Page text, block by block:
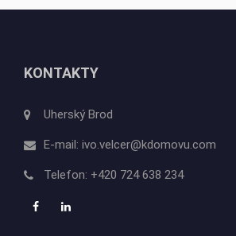
KONTAKTY
Uherský Brod
E-mail: ivo.velcer@kdomovu.com
Telefon: +420 724 638 234